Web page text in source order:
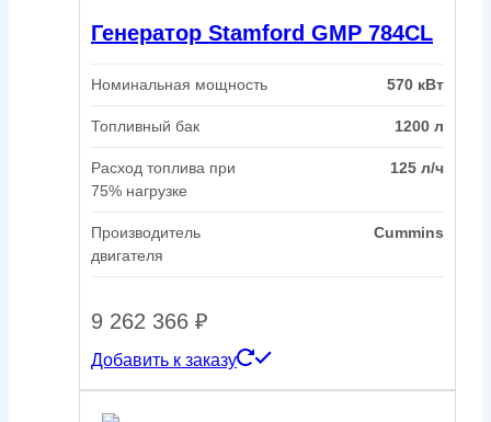
Генератор Stamford GMP 784CL
Номинальная мощность 570 кВт
Топливный бак 1200 л
Расход топлива при
75% нагрузке
125 л/ч
Производитель
двигателя
Cummins
9 262 366 ₽
Добавить к заказу